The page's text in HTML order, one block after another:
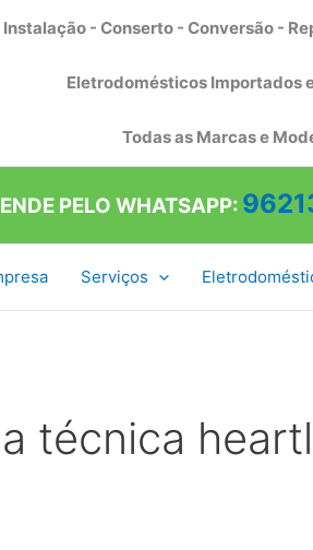
Instalação - Conserto - Conversão -
Eletrodomésticos Importados
Todas as Marcas e
PELO WHATSAPP:
Serviços
técnica